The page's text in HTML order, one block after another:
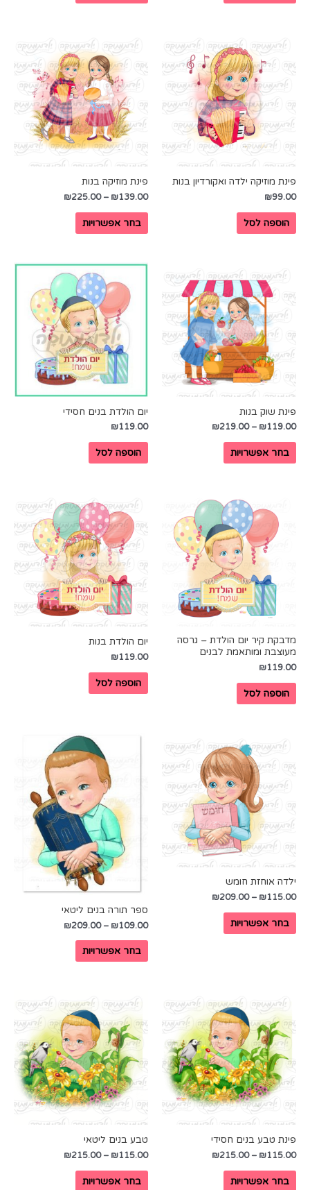
פינת מוזיקה ילדה ואקורדיון בנות
₪99.00
הוספה לסל
פינת מוזיקה בנות
₪139.00
–
₪225.00
בחר אפשרויות
פינת שוק בנות
₪119.00
–
₪219.00
בחר אפשרויות
יום הולדת בנים חסידי
₪119.00
הוספה לסל
מדבקת קיר יום הולדת – גרסה
מעוצבת ומותאמת לבנים
₪119.00
הוספה לסל
יום הולדת בנות
₪119.00
הוספה לסל
ילדה אוחזת חומש
₪115.00
–
₪209.00
בחר אפשרויות
ספר תורה בנים ליטאי
₪109.00
–
₪209.00
בחר אפשרויות
פינת טבע בנים חסידי
₪115.00
–
₪215.00
בחר אפשרויות
טבע בנים ליטאי
₪115.00
–
₪215.00
בחר אפשרויות